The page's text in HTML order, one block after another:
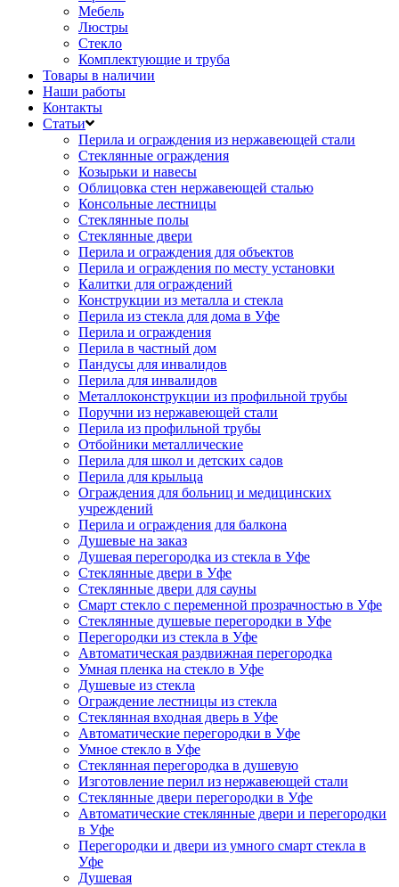
Мебель
Люстры
Стекло
Комплектующие и труба
Товары в наличии
Наши работы
Контакты
Статьи
Перила и ограждения из нержавеющей стали
Стеклянные ограждения
Козырьки и навесы
Облицовка стен нержавеющей сталью
Консольные лестницы
Стеклянные полы
Стеклянные двери
Перила и ограждения для объектов
Перила и ограждения по месту установки
Калитки для ограждений
Конструкции из металла и стекла
Перила из стекла для дома в Уфе
Перила и ограждения
Перила в частный дом
Пандусы для инвалидов
Перила для инвалидов
Металлоконструкции из профильной трубы
Поручни из нержавеющей стали
Перила из профильной трубы
Отбойники металлические
Перила для школ и детских садов
Перила для крыльца
Ограждения для больниц и медицинских
учреждений
Перила и ограждения для балкона
Душевые на заказ
Душевая перегородка из стекла в Уфе
Стеклянные двери в Уфе
Стеклянные двери для сауны
Смарт стекло с переменной прозрачностью в Уфе
Стеклянные душевые перегородки в Уфе
Перегородки из стекла в Уфе
Автоматическая раздвижная перегородка
Умная пленка на стекло в Уфе
Душевые из стекла
Ограждение лестницы из стекла
Стеклянная входная дверь в Уфе
Автоматические перегородки в Уфе
Умное стекло в Уфе
Стеклянная перегородка в душевую
Изготовление перил из нержавеющей стали
Стеклянные двери перегородки в Уфе
Автоматические стеклянные двери и перегородки
в Уфе
Перегородки и двери из умного смарт стекла в
Уфе
Душевая